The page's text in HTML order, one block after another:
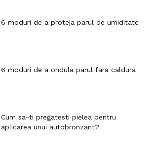
6 moduri de a proteja parul de umiditate
6 moduri de a ondula parul fara caldura
Cum sa-ti pregatesti pielea pentru
aplicarea unui autobronzant?